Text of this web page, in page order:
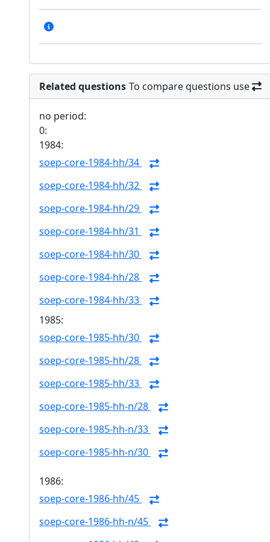
Related questions To compare questions use
no period:
0:
1984:
soep-core-1984-hh/34
soep-core-1984-hh/32
soep-core-1984-hh/29
soep-core-1984-hh/31
soep-core-1984-hh/30
soep-core-1984-hh/28
soep-core-1984-hh/33
1985:
soep-core-1985-hh/30
soep-core-1985-hh/28
soep-core-1985-hh/33
soep-core-1985-hh-n/28
soep-core-1985-hh-n/33
soep-core-1985-hh-n/30
1986:
soep-core-1986-hh/45
soep-core-1986-hh-n/45